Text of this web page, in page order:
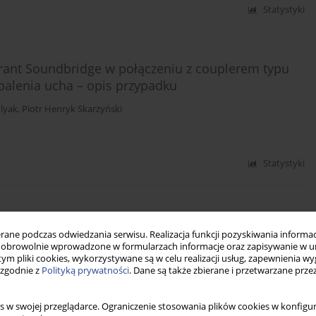
podczas odwiedzania serwisu. Realizacja funkcji pozyskiwania
wprowadzone w formularzach informacje oraz zapisywanie w
pliki cookies, wykorzystywane są w celu realizacji usług, zapewnienia
z Polityką prywatności. Dane są także zbierane i przetwarzane
w swojej przeglądarce. Ograniczenie stosowania plików cookies w
Statystyki
Soundbridge w połączeniu z couplerem typu
ucha – opis przypadku
, Piotr Henryk Skarżyński
Statystyki
i implantów zakotwiczonych w kości
zaburzeń słuchu
,Marek Porowski,Anna Fabijańska, Piotr Henryk Skarżyński